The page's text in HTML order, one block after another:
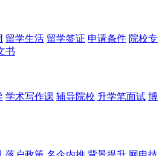
留学生活 留学签证 申请条件 院校专
书
学术写作课 辅导院校 升学笔面试 博